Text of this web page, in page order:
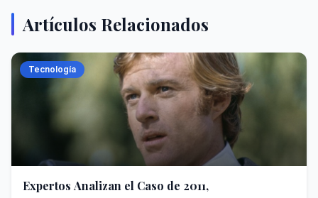
Artículos Relacionados
Tecnología
Expertos Analizan el Caso de 2011,